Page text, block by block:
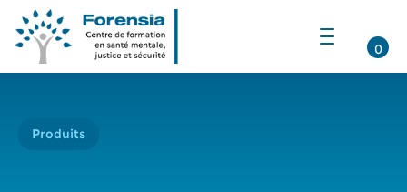
0
la
navigation
site
Produits